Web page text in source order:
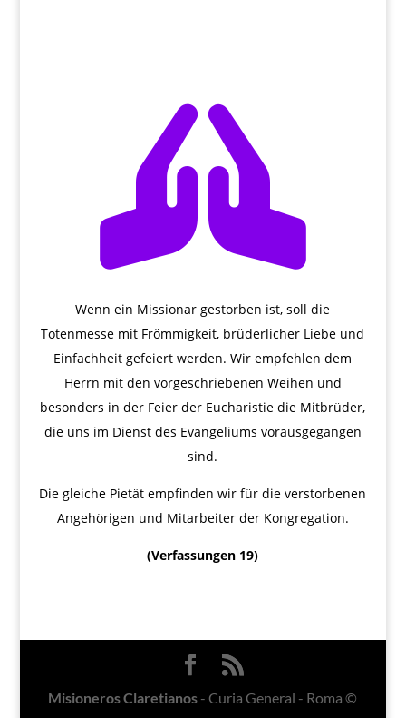

Wenn ein Missionar gestorben ist, soll die
Totenmesse mit Frömmigkeit, brüderlicher Liebe und
Einfachheit gefeiert werden. Wir empfehlen dem
Herrn mit den vorgeschriebenen Weihen und
besonders in der Feier der Eucharistie die Mitbrüder,
die uns im Dienst des Evangeliums vorausgegangen
sind.
Die gleiche Pietät empfinden wir für die verstorbenen
Angehörigen und Mitarbeiter der Kongregation.
(Verfassungen 19)
Misioneros Claretianos - Curia General - Roma ©